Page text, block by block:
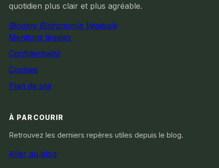
quotidien plus clair et plus agréable.
Bloomy Bistronomie Végétale
Mentions légales
Confidentialité
Cookies
Plan de site
À PARCOURIR
Retrouvez les derniers repères utiles depuis le blog.
Aller au blog